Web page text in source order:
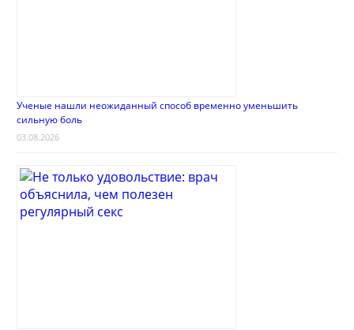
Ученые нашли неожиданный способ временно уменьшить
сильную боль
03.08.2026